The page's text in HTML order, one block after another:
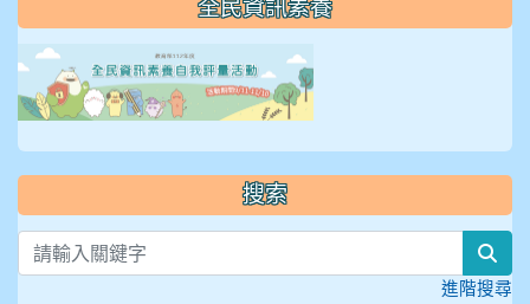
全民資訊素養
搜索
進階搜尋